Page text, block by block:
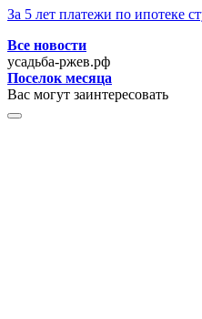
За 5 лет платежи по ипотеке
Все новости
усадьба-ржев.рф
Поселок месяца
Вас могут заинтересовать